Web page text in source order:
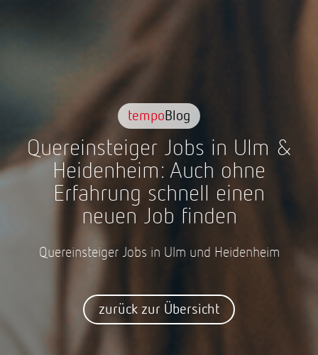
tempoBlog
Quereinsteiger Jobs in Ulm &
Heidenheim: Auch ohne
Erfahrung schnell einen
neuen Job finden
Quereinsteiger Jobs in Ulm und Heidenheim
zurück zur Übersicht